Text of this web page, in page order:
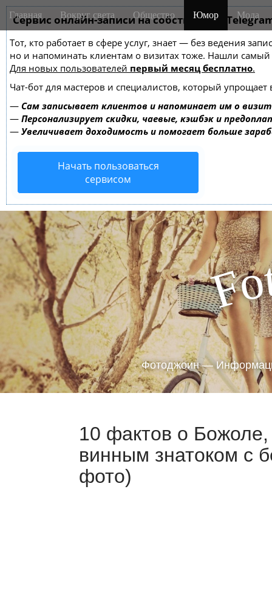
Сервис онлайн-записи на собственном
Тот, кто работает в сфере услуг, знает — без ведения
но и напоминать клиентам о визитах тоже. Нашли
Для новых пользователей первый месяц бесплатно.
Чат-бот для мастеров и специалистов, который упрощает
— Сам записывает клиентов и напоминает им о
— Персонализирует скидки, чаевые, кэшбэк и
— Увеличивает доходимость и помогает больше
Начать пользоваться
сервисом
M
a
n
m
e
n
u
i
Главная Вокруг света Общество Юмор Мода
Fo
Фотоджоин —
10 фактов о
винным знатоком с
фото)